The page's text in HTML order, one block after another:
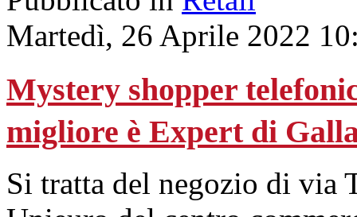
Martedì, 26 Aprile 2022
Mystery shopper
migliore è Expert di
Si tratta del negozio di via